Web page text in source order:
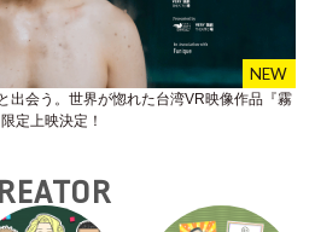
出会う。世界が惚れた台湾VR映像作品『霧
定上映決定！